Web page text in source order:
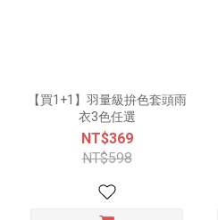
【買1+1】羽量級拚色套頭雨
衣3色任選
NT$369
NT$598